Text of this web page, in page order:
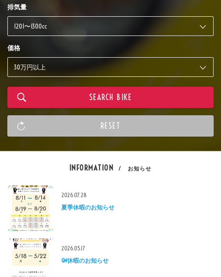
排気量
価格
INFORMATION / お知らせ
2026.07.28
夏季休暇のお知らせ
2026.05.17
GW休暇のお知らせ